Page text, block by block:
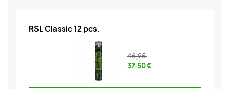
RSL Classic 12 pcs.
46,95
37,50€